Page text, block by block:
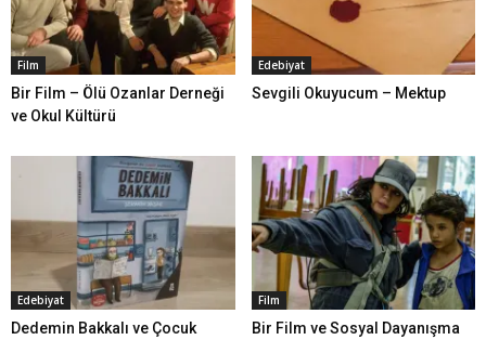
Film
Bir Film – Ölü Ozanlar Derneği
ve Okul Kültürü
Edebiyat
Sevgili Okuyucum – Mektup
Edebiyat
Dedemin Bakkalı ve Çocuk
Film
Bir Film ve Sosyal Dayanışma